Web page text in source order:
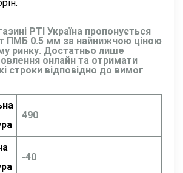
РТІ Україна пропонується
ПМБ 0.5 мм за найнижчою ціною
ринку. Достатньо лише
онлайн та отримати
строки відповідно до вимог
490
-40